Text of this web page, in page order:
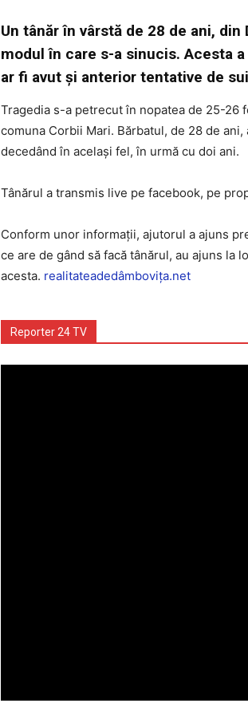
Un tânăr în vârstă de 28 de ani,
modul în care s-a sinucis. Acesta
ar fi avut și anterior tentative de
Tragedia s-a petrecut în nopatea de 25-26
comuna Corbii Mari. Bărbatul, de 28 de
decedând în același fel, în urmă cu doi ani.
Tânărul a transmis live pe facebook, pe
Conform unor informații, ajutorul a ajuns
ce are de gând să facă tânărul, au ajuns la
acesta. realitateadedâmbovița.net
Reporter 24 TV